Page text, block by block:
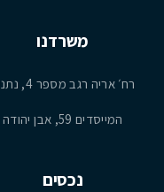
משרדנו
רח׳ אריה רגב מספר 4, נתניה
המייסדים 59, אבן יהודה
נכסים